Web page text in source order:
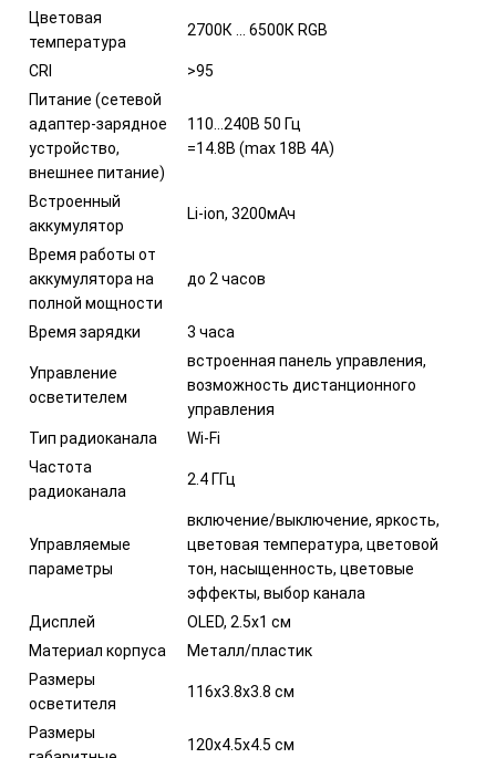
Цветовая
температура
2700К … 6500К RGB
CRI
>95
Питание (сетевой
адаптер-зарядное
устройство,
внешнее питание)
110…240В 50 Гц
=14.8В (max 18В 4А)
Встроенный
аккумулятор
Li-ion, 3200мАч
Время работы от
аккумулятора на
полной мощности
до 2 часов
Время зарядки 3 часа
Управление
осветителем
встроенная панель управления,
возможность дистанционного
управления
Тип радиоканала
Wi-Fi
Частота
радиоканала
2.4 ГГц
Управляемые
параметры
включение/выключение, яркость,
цветовая температура, цветовой
тон, насыщенность, цветовые
эффекты, выбор канала
Дисплей
OLED, 2.5х1 см
Материал корпуса
Металл/пластик
Размеры
осветителя
116х3.8х3.8 см
Размеры
120х4.5х4.5 см